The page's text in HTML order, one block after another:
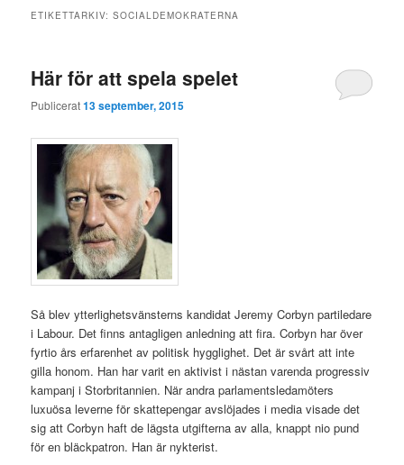
ETIKETTARKIV:SOCIALDEMOKRATERNA
Här för att spela spelet
Publicerat13 september, 2015
Så blev ytterlighetsvänsterns kandidat Jeremy Corbyn partiledare
i Labour. Det finns antagligen anledning att fira. Corbyn har över
fyrtio års erfarenhet av politisk hygglighet. Det är svårt att inte
gilla honom. Han har varit en aktivist i nästan varenda progressiv
kampanj i Storbritannien. När andra parlamentsledamöters
luxuösa leverne för skattepengar avslöjades i media visade det
sig att Corbyn haft de lägsta utgifterna av alla, knappt nio pund
för en bläckpatron. Han är nykterist.